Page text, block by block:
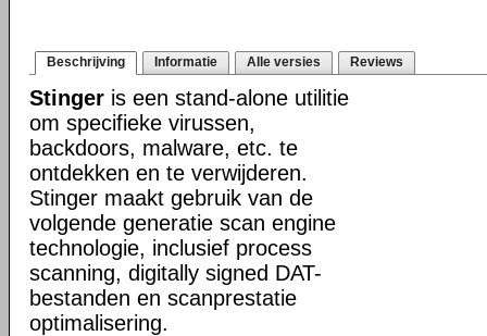
Beschrijving Informatie Alle versies Reviews
Stinger is een stand-alone utilitie
om specifieke virussen,
backdoors, malware, etc. te
ontdekken en te verwijderen.
Stinger maakt gebruik van de
volgende generatie scan engine
technologie, inclusief process
scanning, digitally signed DAT-
bestanden en scanprestatie
optimalisering.